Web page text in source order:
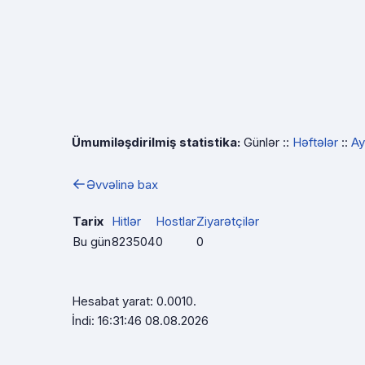
Ümumiləşdirilmiş statistika: Günlər :: Həftələr ::
←Əvvəlinə bax
Tarix Hitlər HostlarZiyarətçilər
Bu gün8235040 0
Hesabat yarat: 0.0010.
İndi: 16:31:46 08.08.2026